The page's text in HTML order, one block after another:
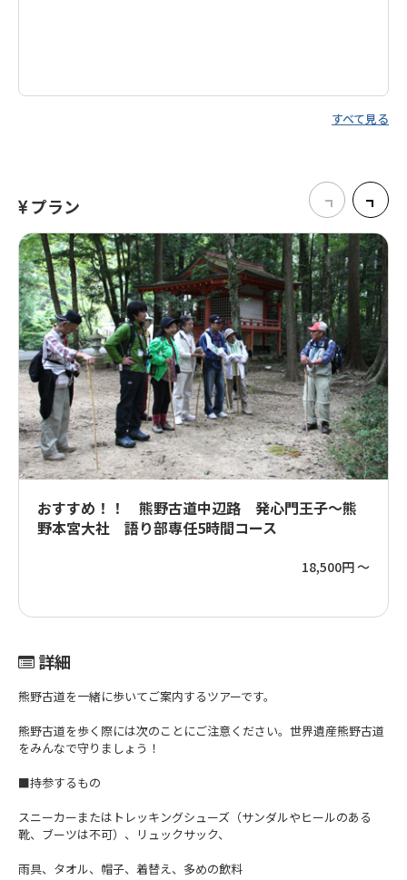
すべて見る
プラン
おすすめ！！ 熊野古道中辺路 発心門王子～熊
野本宮大社 語り部専任5時間コース
18,500円 ～
詳細
熊野古道を一緒に歩いてご案内するツアーです。
熊野古道を歩く際には次のことにご注意ください。世界遺産熊野古道
をみんなで守りましょう！
■持参するもの
スニーカーまたはトレッキングシューズ（サンダルやヒールのある
靴、ブーツは不可）、リュックサック、
雨具、タオル、帽子、着替え、多めの飲料